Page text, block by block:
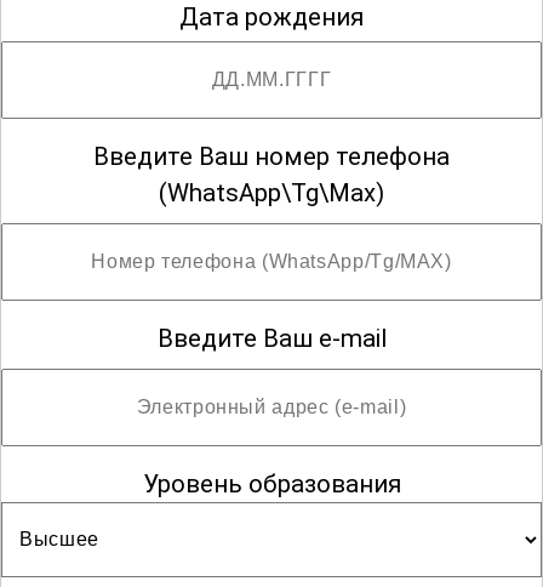
Дата рождения
Введите Ваш номер телефона
(WhatsApp\Tg\Max)
Введите Ваш e-mail
Уровень образования